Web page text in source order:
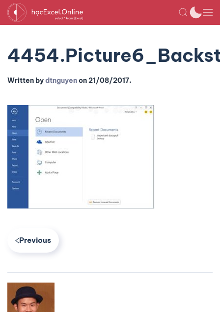
Written bydtnguyenon21/08/2017.
Previous